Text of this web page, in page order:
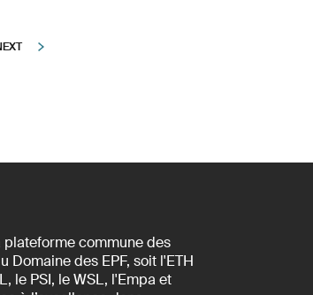
plateforme commune des
Domaine des EPF, soit l'ETH
le PSI, le WSL, l'Empa et